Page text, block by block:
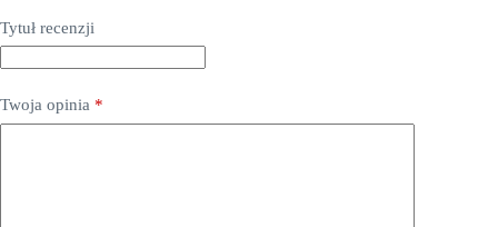
Tytuł recenzji
Twoja opinia *